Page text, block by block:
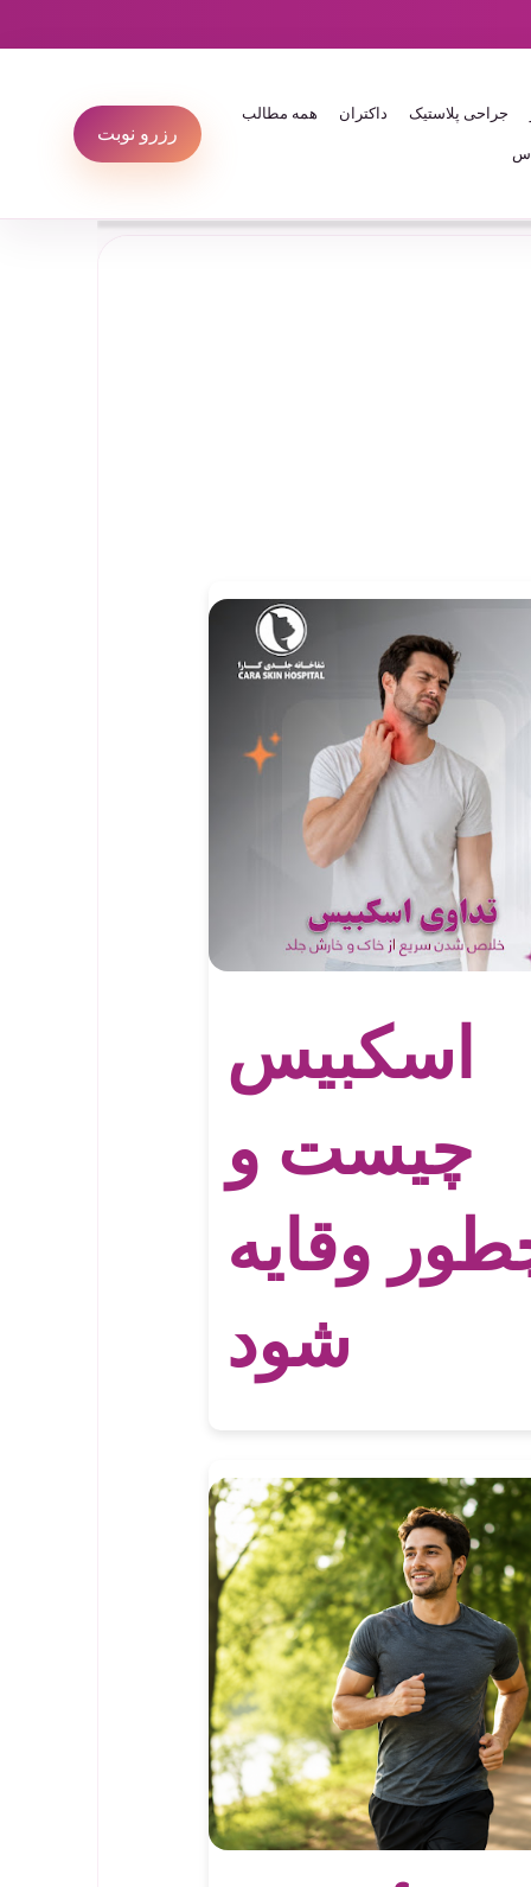
جراحی پلاستیک داکتران همه مطالب
رزرو نوبت
اسکبیس
چیست و
وقایه
شود